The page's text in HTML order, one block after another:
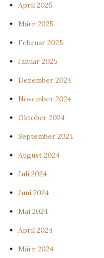
April 2025
März 2025
Februar 2025
Januar 2025
Dezember 2024
November 2024
Oktober 2024
September 2024
August 2024
Juli 2024
Juni 2024
Mai 2024
April 2024
März 2024